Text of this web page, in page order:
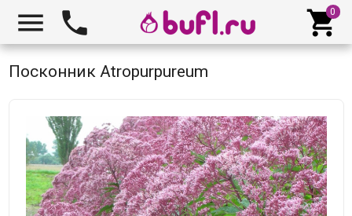
  
Посконник Atropurpureum